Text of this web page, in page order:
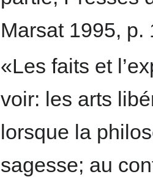
Marsat 1995, p.
«Les faits et
voir: les arts
lorsque la
sagesse; au